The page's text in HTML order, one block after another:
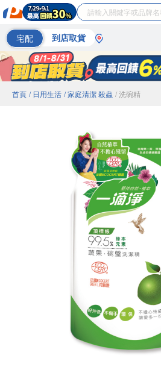
宅配 到店取貨
首頁 / 日用生活 / 家庭清潔 殺蟲 / 洗碗精